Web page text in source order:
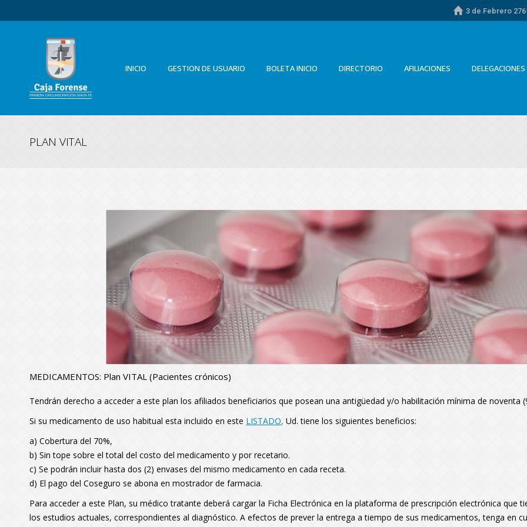
3 de Febrero
INICIO GESTION DE USUARIO BOLETA INICIO DIRECTORIO AFILIACIONES DELEGACIONES
PLAN VITAL
MEDICAMENTOS: Plan VITAL (Pacientes crónicos)
Tendrán derecho a acceder a este plan los afiliados beneficiarios que posean una antigüedad y/o habilitación mínima de noventa
Si su medicamento de uso habitual esta incluido en este LISTADO, Ud. tiene los siguientes beneficios:
a) Cobertura del 70%,
b) Sin tope sobre el total del costo del medicamento y por recetario.
c) Se podrán incluir hasta dos (2) envases del mismo medicamento en cada receta.
d) El pago del Coseguro se abona en mostrador de farmacia.
Para acceder a este Plan, su médico tratante deberá cargar la Ficha Electrónica en la plataforma de prescripción electrónica que
los estudios actuales, correspondientes al diagnóstico. A efectos de prever la entrega a tiempo de sus medicamentos, tenga en